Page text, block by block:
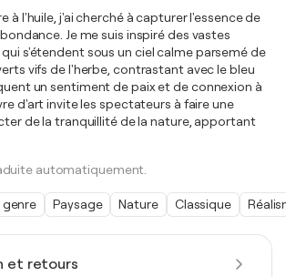
et retours
à l'huile, j'ai cherché à capturer l'essence de
Je me suis inspiré des vastes
s'étendent sous un ciel calme parsemé de
vifs de l'herbe, contrastant avec le bleu
un sentiment de paix et de connexion à
d'art invite les spectateurs à faire une
de la tranquillité de la nature, apportant
automatiquement.
genre Paysage Nature Classique